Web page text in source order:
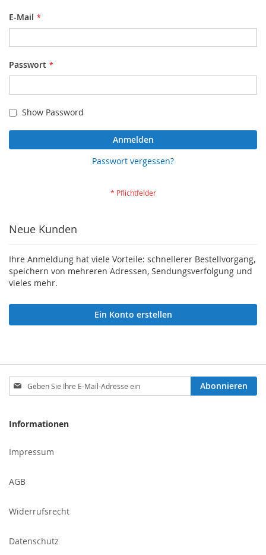
E-Mail
Passwort
Show Password
Anmelden
Passwort vergessen?
Neue Kunden
Ihre Anmeldung hat viele Vorteile: schnellerer Bestellvorgang,
speichern von mehreren Adressen, Sendungsverfolgung und
vieles mehr.
Ein Konto erstellen
Melden
Sie
unseren
an:
Abonnieren
Informationen
Impressum
AGB
Widerrufsrecht
Datenschutz